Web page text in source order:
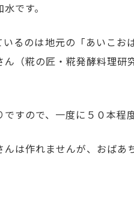
です。
るのは地元の「あいこお
ん（糀の匠・糀発酵料理
すので、一度に５０本程
んは作れませんが、おば